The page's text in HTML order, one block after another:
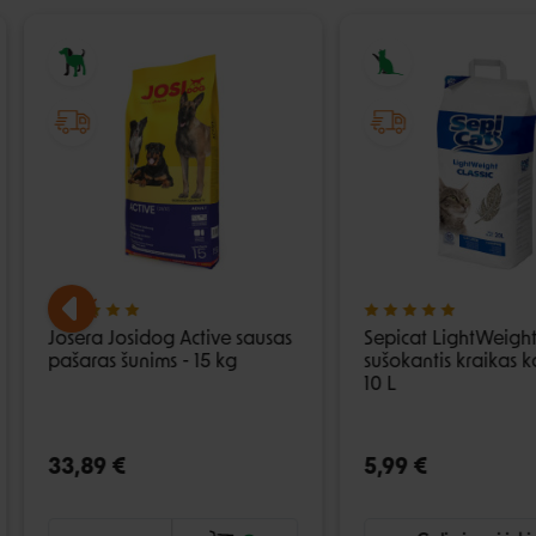
Josera Josidog Active sausas
pašaras šunims - 15 kg
33,89 €
Sepicat LightWeight
sušokantis kraikas
10 L
5,99 €